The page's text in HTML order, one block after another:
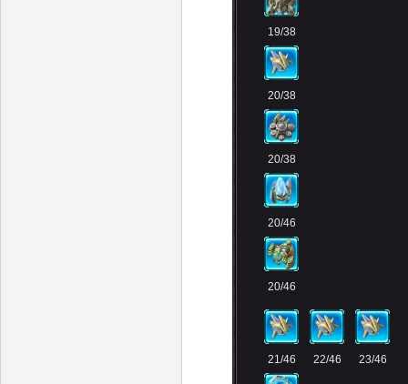
19/38
20/38
20/38
20/46
20/46
21/46 22/46 23/46